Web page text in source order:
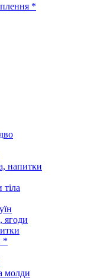
*
напитки
*
молди